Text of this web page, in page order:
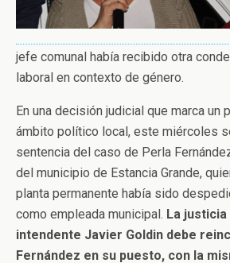
jefe comunal había recibido otra
laboral en contexto de género.
En una decisión judicial que marca un
ámbito político local, este miércoles
sentencia del caso de Perla
del municipio de Estancia Grande,
planta permanente había sido
como empleada municipal. La
intendente Javier Goldin debe
Fernández en su puesto, con la